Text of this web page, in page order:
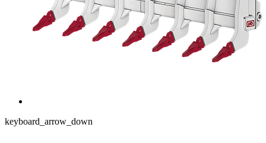
keyboard_arrow_down